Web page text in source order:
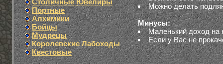
Столичные Ювелиры
Портные
Алхимики
Бойцы
Мудрецы
Королевские Лабоходы
Квестовые
Можно делать
Минусы:
Маленький доход на
Если у Вас не